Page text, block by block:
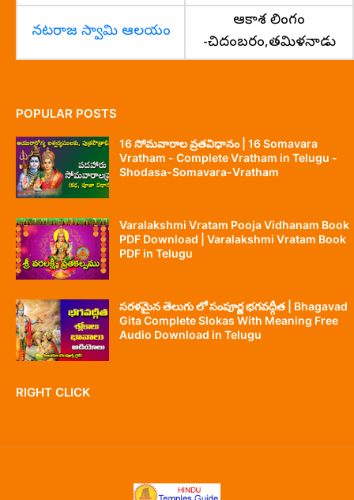
నటరాజ స్వామి ఆలయం
ఆకాశ లింగం
-చిదంబరం,తమిళనాడు
POPULAR POSTS
16 సోమవారాల వ్రతవిధానం | 16 Somavara
Vratham - Complete Vratham in Telugu -
Shodasa-Somavara-Vratham
Varalakshmi Vratam Pooja Vidhanam Book
PDF Download | Varalakshmi Vratam Book
PDF in Telugu
సరళమైన తెలుగు లో సంపూర్ణ భగవద్గీత | Bhagavad
Gita Complete Slokas With Meaning Free
Audio Download in Telugu
RIGHT CLICK